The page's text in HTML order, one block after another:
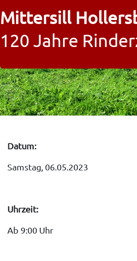
Mittersill
120 Jahre
Datum:
Samstag, 06.05.2023
Uhrzeit:
Ab 9:00 Uhr